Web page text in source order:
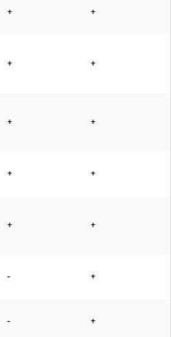
+ +
+ +
+ +
+ +
+ +
- +
- +